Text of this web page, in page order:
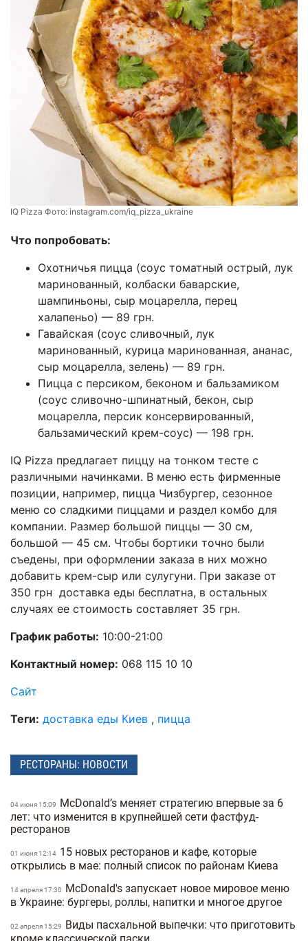
IQ Pizza Фото: instagram.com/iq_pizza_ukraine
Что попробовать:
Охотничья пицца (соус томатный острый, лук
маринованный, колбаски баварские,
шампиньоны, сыр моцарелла, перец
халапеньо) — 89 грн.
Гавайская (соус сливочный, лук
маринованный, курица маринованная, ананас,
сыр моцарелла, зелень) — 89 грн.
Пицца с персиком, беконом и бальзамиком
(соус сливочно-шпинатный, бекон, сыр
моцарелла, персик консервированный,
бальзамический крем-соус) — 198 грн.
IQ Pizza предлагает пиццу на тонком тесте с
различными начинками. В меню есть фирменные
позиции, например, пицца Чизбургер, сезонное
меню со сладкими пиццами и раздел комбо для
компании. Размер большой пиццы — 30 см,
большой — 45 см. Чтобы бортики точно были
съедены, при оформлении заказа в них можно
добавить крем-сыр или сулугуни. При заказе от
350 грн доставка еды бесплатна, в остальных
случаях ее стоимость составляет 35 грн.
График работы: 10:00-21:00
Контактный номер: 068 115 10 10
Сайт
Теги: доставка еды Киев , пицца
РЕСТОРАНЫ: НОВОСТИ
04 июня 15:09
McDonald’s меняет стратегию впервые за 6
лет: что изменится в крупнейшей сети фастфуд-
ресторанов
01 июня 12:14 15 новых ресторанов и кафе, которые
открылись в мае: полный список по районам Киева
14 апреля 17:30
McDonald's запускает новое мировое меню
в Украине: бургеры, роллы, напитки и многое другое
02 апреля 15:29
Виды пасхальной выпечки: что приготовить